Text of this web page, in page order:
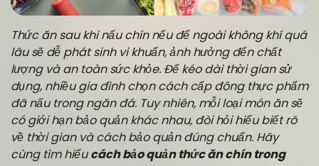
Thức ăn sau khi nấu chín nếu để ngoài không khí quá
lâu sẽ dễ phát sinh vi khuẩn, ảnh hưởng đến chất
lượng và an toàn sức khỏe. Để kéo dài thời gian sử
dụng, nhiều gia đình chọn cách cấp đông thực phẩm
đã nấu trong ngăn đá. Tuy nhiên, mỗi loại món ăn sẽ
có giới hạn bảo quản khác nhau, đòi hỏi hiểu biết rõ
về thời gian và cách bảo quản đúng chuẩn. Hãy
cùng tìm hiểucách bảo quản thức ăn chín trong